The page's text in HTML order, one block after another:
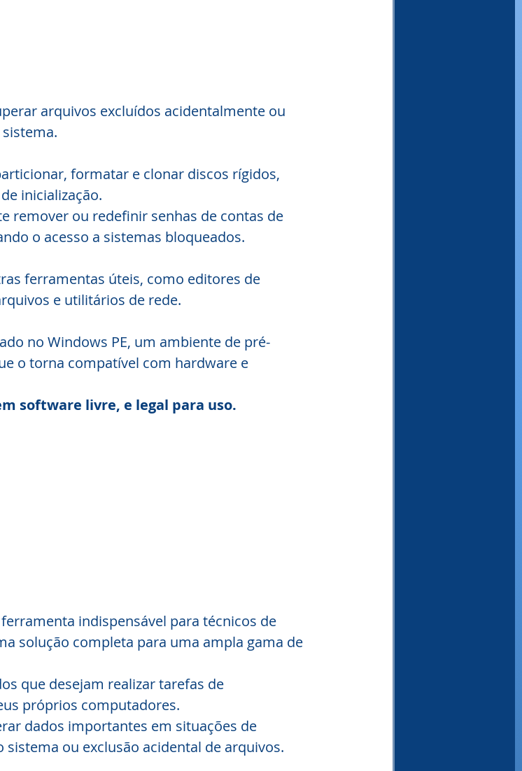
arquivos excluídos acidentalmente ou
formatar e clonar discos rígidos,
inicialização.
remover ou redefinir senhas de contas de
o acesso a sistemas bloqueados.
ferramentas úteis, como editores de
e utilitários de rede.
no Windows PE, um ambiente de pré-
o torna compatível com hardware e
software livre, e legal para uso.
indispensável para técnicos de
solução completa para uma ampla gama de
que desejam realizar tarefas de
próprios computadores.
dados importantes em situações de
ou exclusão acidental de arquivos.